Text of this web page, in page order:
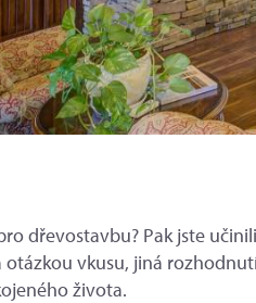
dřevostavbu? Pak jste
otázkou vkusu, jiná
života.